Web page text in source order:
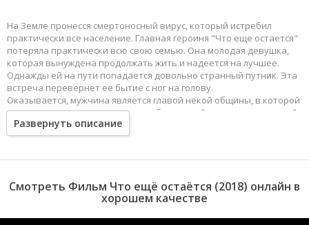
На Земле пронесся смертоносный вирус, который истребил
практически все население. Главная героиня "Что еще остается"
потеряла практически всю свою семью. Она молодая девушка,
которая вынуждена продолжать жить и надеется на лучшее.
Однажды ей на пути попадается довольно странный путник. Эта
встреча перевернет ее бытие с ног на голову.
Оказывается, мужчина является главой некой общины, в которой
еще сохранилась вера в светлое будущие. Он предлагает нашей
героине присоединиться к этому сообществу, чтобы вместе
переносить все тяготы современной жизни. И теперь она
Развернуть описание
Смотреть Фильм Что ещё остаётся (2018) онлайн в
хорошем качестве